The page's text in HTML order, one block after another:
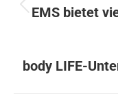
EMS bietet
body LIFE-